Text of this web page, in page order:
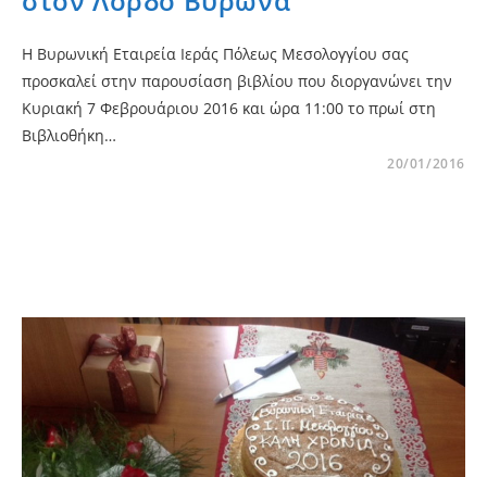
Η Βυρωνική Εταιρεία Ιεράς Πόλεως Μεσολογγίου σας
προσκαλεί στην παρουσίαση βιβλίου που διοργανώνει την
Κυριακή 7 Φεβρουάριου 2016 και ώρα 11:00 το πρωί στη
Βιβλιοθήκη…
20/01/2016